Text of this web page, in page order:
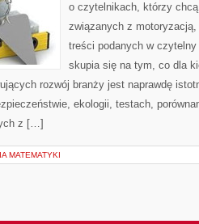
o czytelnikach, którzy
związanych z
treści podanych w
skupia się na tym, co dla
rozwój branży jest naprawdę
ekologii, testach,
z […]
MATEMATYKI